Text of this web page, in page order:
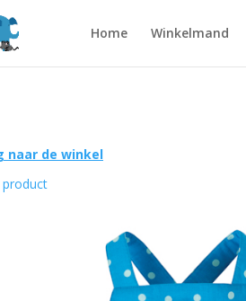
Home Winkelmand
naar de winkel
product